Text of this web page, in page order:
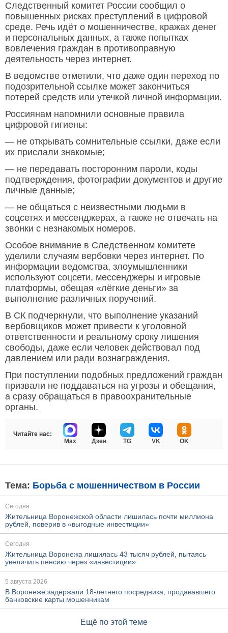
Следственный комитет России сообщил о
повышенных рисках преступлений в цифровой
среде. Речь идёт о мошенничестве, кражах денег
и персональных данных, а также попытках
вовлечения граждан в противоправную
деятельность через интернет.
В ведомстве отметили, что даже один переход по
подозрительной ссылке может закончиться
потерей средств или утечкой личной информации.
Россиянам напомнили основные правила
цифровой гигиены:
— не открывать сомнительные ссылки, даже если
их прислали знакомые;
— не передавать посторонним пароли, коды
подтверждения, фотографии документов и другие
личные данные;
— не общаться с неизвестными людьми в
соцсетях и мессенджерах, а также не отвечать на
звонки с незнакомых номеров.
Особое внимание в Следственном комитете
уделили случаям вербовки через интернет. По
информации ведомства, злоумышленники
используют соцсети, мессенджеры и игровые
платформы, обещая «лёгкие деньги» за
выполнение различных поручений.
В СК подчеркнули, что выполнение указаний
вербовщиков может привести к уголовной
ответственности и реальному сроку лишения
свободы, даже если человек действовал под
давлением или ради вознаграждения.
При поступлении подобных предложений граждан
призвали не поддаваться на угрозы и обещания,
а сразу обращаться в правоохранительные
органы.
Читайте нас:
Max
Дзен TG VK OK
Тема: Борьба с мошенничеством в России
Сегодня
Жительница Воронежской области лишилась почти миллиона
рублей, поверив в «выгодные инвестиции»
Сегодня
Жительница Воронежа лишилась 43 тысяч рублей, пытаясь
увеличить пенсию через «инвестиции»
5 августа 2026
В Воронеже задержали 18-летнего посредника, продававшего
банковские карты мошенникам
Ещё по этой теме